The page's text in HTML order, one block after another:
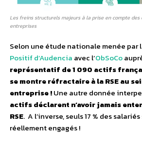
Les freins structurels majeurs à la prise en compte des
entreprises
Selon une étude nationale menée par
Positif d’Audencia avec l’ObSoCo
représentatif de 1 090 actifs
se montre réfractaire à la RSE au
entreprise!Une autre donnée
actifs déclarent n’avoir jamais
RSE. A l’inverse, seuls 17 % des
réellement engagés !